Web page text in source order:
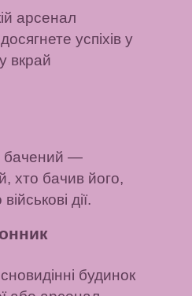
арсенал
успіхів у
вкрай
бачений —
хто бачив його,
дії.
будинок